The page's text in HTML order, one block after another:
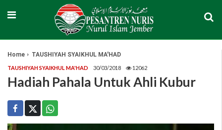
Home TAUSHIYAH SYAIKHUL MA'HAD
TAUSHIYAH SYAIKHUL MA'HAD 30/03/2018 12062
Hadiah Pahala Untuk Ahli Kubur